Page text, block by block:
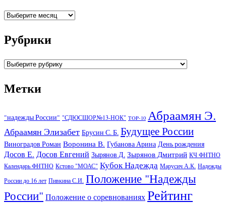
Архивы
Рубрики
Рубрики
Метки
"надежды России" "СДЮСШОР№13-НОК" TOP-10 Абраамян Э.
Абраамян Элизабет Брусин С. Б. Будущее России
Виноградов Роман Воронина В. Губанова Арина День рождения
Досов Е. Досов Евгений Зырянов Д. Зырянов Дмитрий КЧ ФНТНО
Календарь ФНТНО Кстово "МОАС" Кубок Надежда Марусич А.К. Надежды
России до 16 лет Пивкина С.И. Положение "Надежды
России" Положение о соревнованияхРейтинг